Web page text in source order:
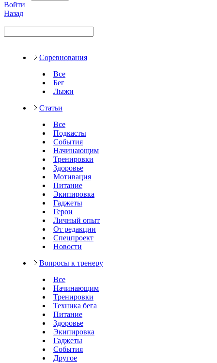
Войти
Назад
Соревнования
Все
Бег
Лыжи
Статьи
Все
Подкасты
События
Начинающим
Тренировки
Здоровье
Мотивация
Питание
Экипировка
Гаджеты
Герои
Личный опыт
От редакции
Спецпроект
Новости
Вопросы к тренеру
Все
Начинающим
Тренировки
Техника бега
Питание
Здоровье
Экипировка
Гаджеты
События
Другое